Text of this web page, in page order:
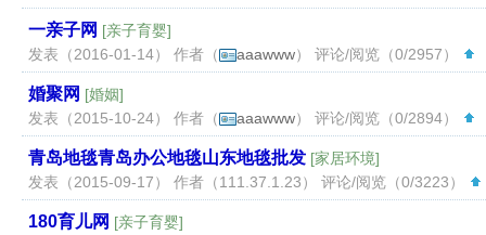
一亲子网 [亲子育婴]
发表（2016-01-14） 作者（
aaawww） 评论/阅览（0/2957）
婚聚网 [婚姻]
发表（2015-10-24） 作者（
aaawww） 评论/阅览（0/2894）
青岛地毯青岛办公地毯山东地毯批发 [家居环境]
发表（2015-09-17） 作者（111.37.1.23） 评论/阅览（0/3223）
180育儿网 [亲子育婴]